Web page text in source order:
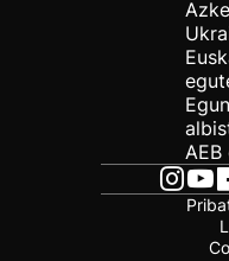
AEB